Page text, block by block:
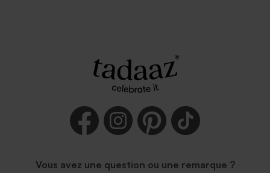
Vous avez une question ou une remarque ?